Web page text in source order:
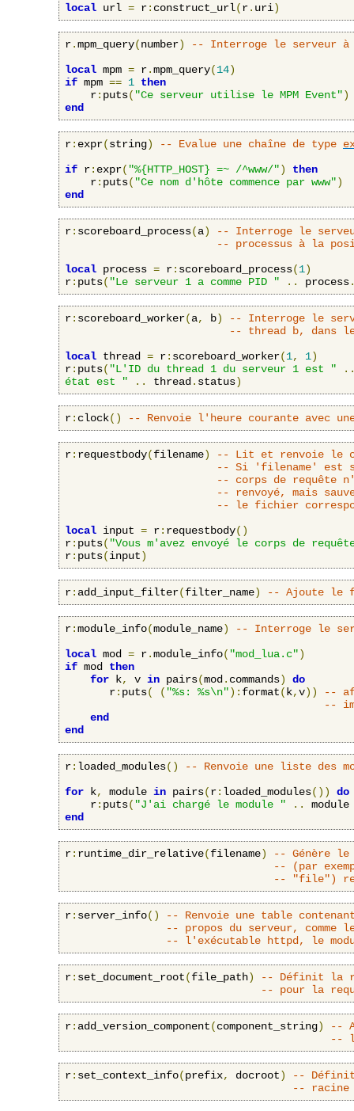
local url = r: construct_url(r. uri)
r.mpm_query(number)
-- Interroge le serveur à
local mpm = r.mpm_query(14)
if mpm == 1 then
    r
: puts( "Ce serveur utilise le MPM Event")
end
r: expr(string) -- Evalue une chaîne de type
if r: expr( "%{HTTP_HOST} =~ /^www/")
then
    r
: puts( "Ce nom d'hôte commence par www")
end
r: scoreboard_process(a)
-- Interroge le
-- processus à la
local process = r: scoreboard_process(1)
r: puts( "Le serveur 1 a comme PID " .. process
r: scoreboard_worker(a, b)
-- Interroge le
-- thread
b, dans
local thread = r: scoreboard_worker(1, 1)
r: puts( "L'ID du thread 1 du serveur 1 est "
état est "
.. thread . status)
r: clock() -- Renvoie l'heure courante avec
r: requestbody(filename)
-- Lit et renvoie le
-- Si 'filename' est
-- corps de requête
-- renvoyé, mais
-- le fichier
local input = r: requestbody()
r: puts( "Vous m'avez envoyé le corps de
r: puts(input)
r: add_input_filter(filter_name) -- Ajoute le
r:module_info(module_name)
-- Interroge le
local mod = r.module_info( "mod_lua.c")
if mod then
for k, v in pairs(mod . commands)
do
       r
: puts( ( "%s: %s\n"): format( k,v))
--
--
end
end
r: loaded_modules()
-- Renvoie une liste des
for k, module in pairs(r: loaded_modules())
do
    r
: puts( "J'ai chargé le module " ..
end
r: runtime_dir_relative(filename)
-- Génère
-- (par
-- "file")
r: server_info()
-- Renvoie une table
-- propos du serveur, comme
-- l'exécutable httpd, le
r: set_document_root(file_path)
-- Définit la
-- pour la
r: add_version_component(component_string)
--
--
r: set_context_info(prefix, docroot)
--
-- racine